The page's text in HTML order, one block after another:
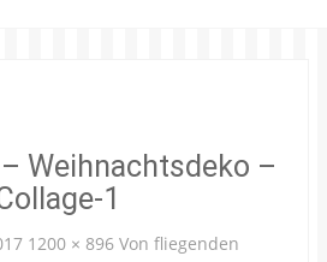
Weihnachtsdeko –
1
1200 × 896 Von fliegenden